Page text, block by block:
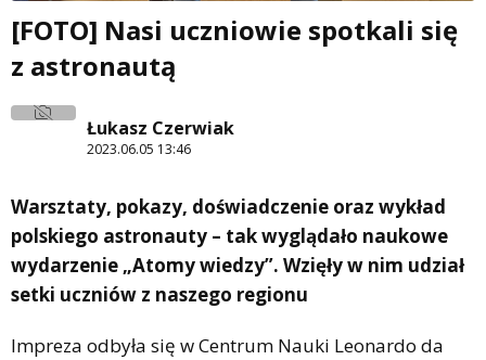
[FOTO] Nasi uczniowie spotkali się
z astronautą
Łukasz Czerwiak
2023.06.05 13:46
Warsztaty, pokazy, doświadczenie oraz wykład
polskiego astronauty – tak wyglądało naukowe
wydarzenie „Atomy wiedzy”. Wzięły w nim udział
setki uczniów z naszego regionu
Impreza odbyła się w Centrum Nauki Leonardo da